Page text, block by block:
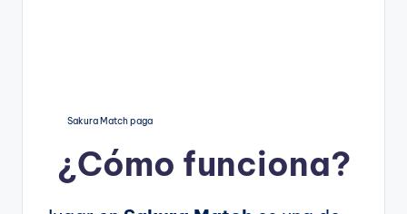
Sakura Match paga
¿Cómo funciona?